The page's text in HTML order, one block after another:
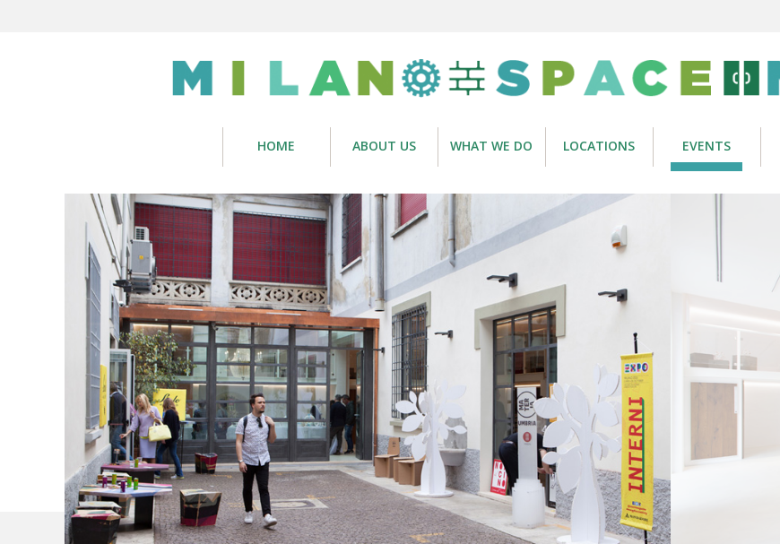
HOME ABOUT US WHAT WE DO LOCATIONS EVENTS